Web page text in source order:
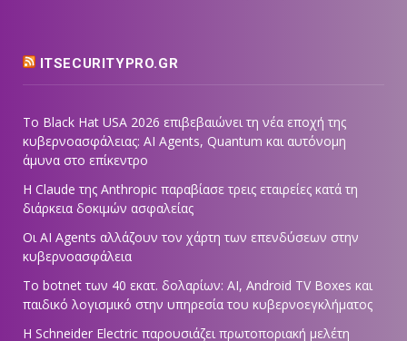
ITSECURITYPRO.GR
Το Black Hat USA 2026 επιβεβαιώνει τη νέα εποχή της
κυβερνοασφάλειας: AI Agents, Quantum και αυτόνομη
άμυνα στο επίκεντρο
Η Claude της Anthropic παραβίασε τρεις εταιρείες κατά τη
διάρκεια δοκιμών ασφαλείας
Οι AI Agents αλλάζουν τον χάρτη των επενδύσεων στην
κυβερνοασφάλεια
Το botnet των 40 εκατ. δολαρίων: AI, Android TV Boxes και
παιδικό λογισμικό στην υπηρεσία του κυβερνοεγκλήματος
Η Schneider Electric παρουσιάζει πρωτοποριακή μελέτη